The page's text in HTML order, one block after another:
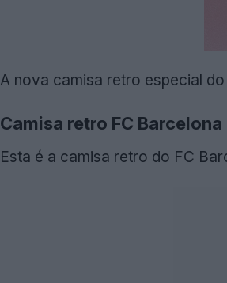
A nova camisa retro especial
Camisa retro FC
Esta é a camisa retro do FC